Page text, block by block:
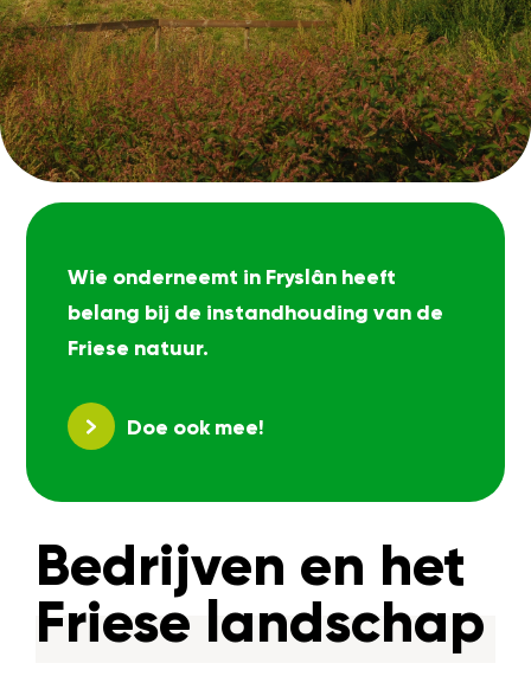
Wie onderneemt in Fryslân heeft
belang bij de instandhouding van de
Friese natuur.
Doe ook mee!
Bedrijven en het
Friese landschap